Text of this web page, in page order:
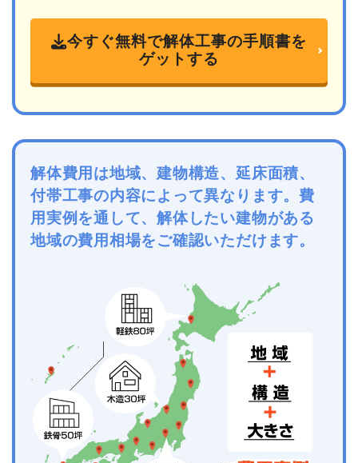
今すぐ無料で解体工事の手順書を
ゲットする
解体費用は地域、建物構造、延床面積、
付帯工事の内容によって異なります。費
用実例を通して、解体したい建物がある
地域の費用相場をご確認いただけます。